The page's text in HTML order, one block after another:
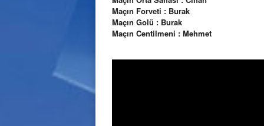
Maçın Forveti : Burak
Maçın Golü : Burak
Maçın Centilmeni : Mehmet